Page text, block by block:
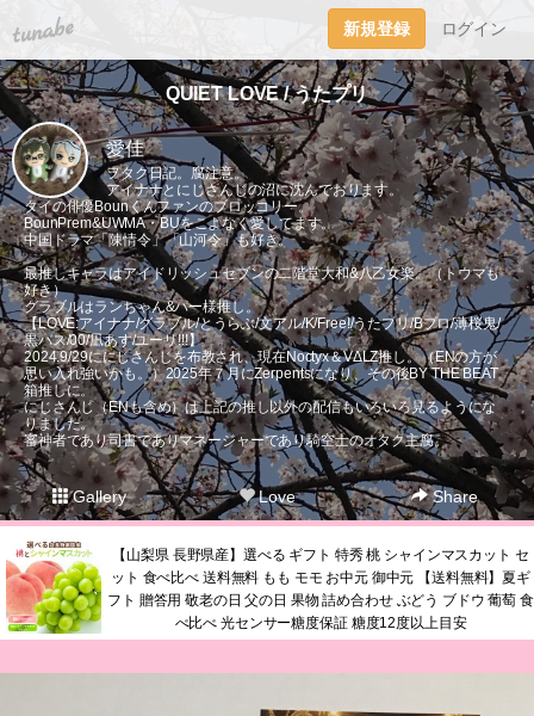
tuna.be 新規登録 ログイン
QUIET LOVE / うたプリ
愛佳
ヲタク日記。腐注意。
アイナナとにじさんじの沼に沈んでおります。
タイの俳優Bounくんファンのブロッコリー。
BounPrem&UWMA・BUをこよなく愛してます。
中国ドラマ「陳情令」「山河令」も好き。
最推しキャラはアイドリッシュセブンの二階堂大和&八乙女楽。（トウマも
好き）
グラブルはランちゃん&パー様推し。
【LOVE:アイナナ/グラブル/とうらぶ/文アル/K/Free!/うたプリ/Bプロ/薄桜鬼/
黒バス/00/凪あす/ユーリ!!!】
2024.9/29ににじさんじを布教され、現在Noctyx＆VΔLZ推し。（ENの方が
思い入れ強いかも。）2025年７月にZerpentsになり、その後BY THE BEAT
箱推しに。
にじさんじ（ENも含め）は上記の推し以外の配信もいろいろ見るようにな
りました。
審神者であり司書でありマネージャーであり騎空士のオタク主腐。
Gallery Love Share
【山梨県 長野県産】選べる ギフト 特秀 桃 シャインマスカット セ
ット 食べ比べ 送料無料 もも モモ お中元 御中元 【送料無料】夏ギ
フト 贈答用 敬老の日 父の日 果物 詰め合わせ ぶどう ブドウ 葡萄 食
べ比べ 光センサー糖度保証 糖度12度以上目安